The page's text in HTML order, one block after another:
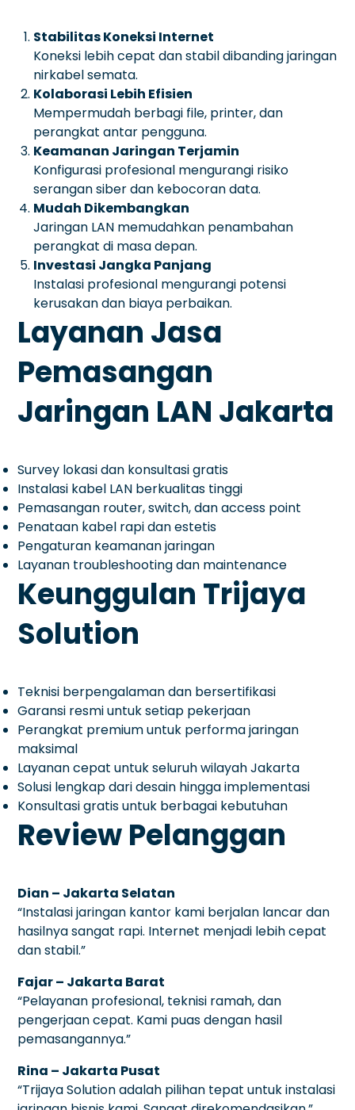
Stabilitas Koneksi Internet
Koneksi lebih cepat dan stabil dibanding jaringan
nirkabel semata.
Kolaborasi Lebih Efisien
Mempermudah berbagi file, printer, dan
perangkat antar pengguna.
Keamanan Jaringan Terjamin
Konfigurasi profesional mengurangi risiko
serangan siber dan kebocoran data.
Mudah Dikembangkan
Jaringan LAN memudahkan penambahan
perangkat di masa depan.
Investasi Jangka Panjang
Instalasi profesional mengurangi potensi
kerusakan dan biaya perbaikan.
Layanan Jasa
Pemasangan
Jaringan LAN Jakarta
Survey lokasi dan konsultasi gratis
Instalasi kabel LAN berkualitas tinggi
Pemasangan router, switch, dan access point
Penataan kabel rapi dan estetis
Pengaturan keamanan jaringan
Layanan troubleshooting dan maintenance
Keunggulan Trijaya
Solution
Teknisi berpengalaman dan bersertifikasi
Garansi resmi untuk setiap pekerjaan
Perangkat premium untuk performa jaringan
maksimal
Layanan cepat untuk seluruh wilayah Jakarta
Solusi lengkap dari desain hingga implementasi
Konsultasi gratis untuk berbagai kebutuhan
Review Pelanggan
Dian – Jakarta Selatan
“Instalasi jaringan kantor kami berjalan lancar dan
hasilnya sangat rapi. Internet menjadi lebih cepat
dan stabil.”
Fajar – Jakarta Barat
“Pelayanan profesional, teknisi ramah, dan
pengerjaan cepat. Kami puas dengan hasil
pemasangannya.”
Rina – Jakarta Pusat
“Trijaya Solution adalah pilihan tepat untuk instalasi